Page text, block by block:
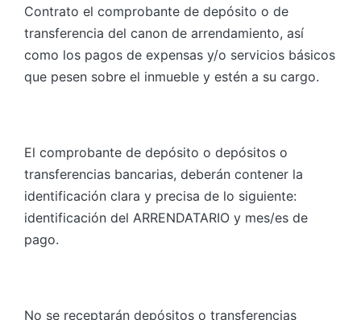
Contrato el comprobante de depósito o de
transferencia del canon de arrendamiento, así
como los pagos de expensas y/o servicios básicos
que pesen sobre el inmueble y estén a su cargo.
El comprobante de depósito o depósitos o
transferencias bancarias, deberán contener la
identificación clara y precisa de lo siguiente:
identificación del ARRENDATARIO y mes/es de
pago.
No se receptarán depósitos o transferencias